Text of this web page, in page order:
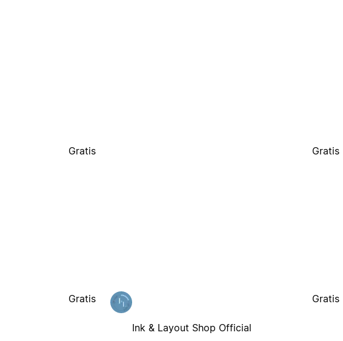
Gratis Gratis
Gratis
Ink & Layout Shop Official
Gratis